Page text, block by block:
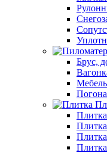
Брус,